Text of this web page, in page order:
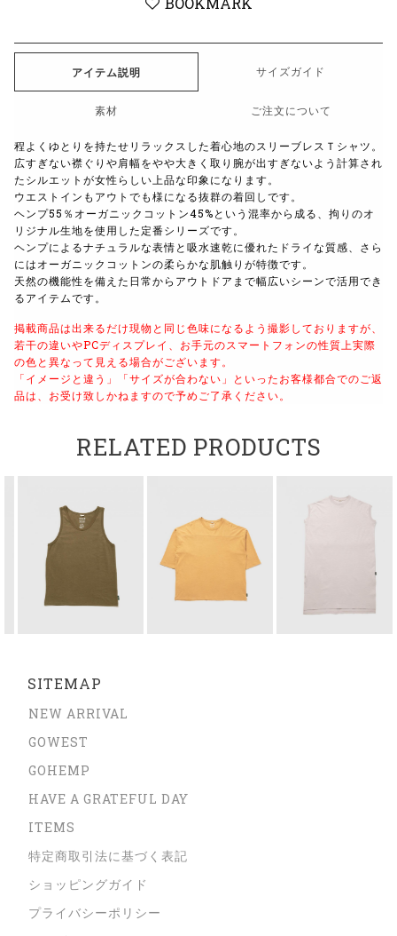
アイテム説明 サイズガイド
素材 ご注文について
程よくゆとりを持たせリラックスした着心地のスリーブレスＴシャツ。
広すぎない襟ぐりや肩幅をやや大きく取り腕が出すぎないよう計算され
たシルエットが女性らしい上品な印象になります。
ウエストインもアウトでも様になる抜群の着回しです。
ヘンプ55％オーガニックコットン45%という混率から成る、拘りのオ
リジナル生地を使用した定番シリーズです。
ヘンプによるナチュラルな表情と吸水速乾に優れたドライな質感、さら
にはオーガニックコットンの柔らかな肌触りが特徴です。
天然の機能性を備えた日常からアウトドアまで幅広いシーンで活用でき
るアイテムです。
掲載商品は出来るだけ現物と同じ色味になるよう撮影しておりますが、
若干の違いやPCディスプレイ、お手元のスマートフォンの性質上実際
の色と異なって見える場合がございます。
「イメージと違う」「サイズが合わない」といったお客様都合でのご返
品は、お受け致しかねますので予めご了承ください。
RELATED PRODUCTS
SITEMAP
NEW ARRIVAL
GOWEST
GOHEMP
HAVE A GRATEFUL DAY
ITEMS
特定商取引法に基づく表記
ショッピングガイド
プライバシーポリシー